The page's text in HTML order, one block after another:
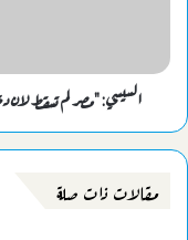
السيسي: "مصر لم تسقط لان
مقالات ذات صلة